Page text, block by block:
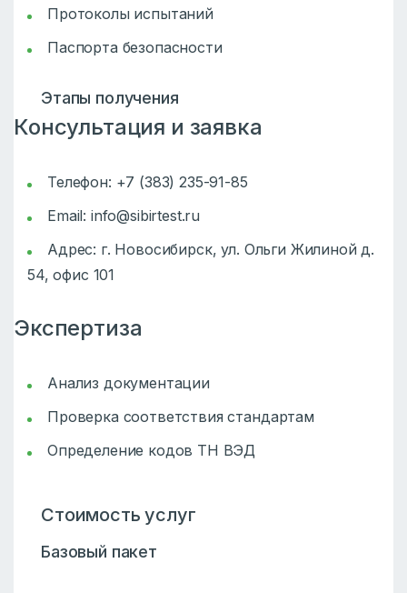
Протоколы испытаний
Паспорта безопасности
Этапы получения
Консультация и заявка
Телефон: +7 (383) 235-91-85
Email: info@sibirtest.ru
Адрес: г. Новосибирск, ул. Ольги Жилиной д.
54, офис 101
Экспертиза
Анализ документации
Проверка соответствия стандартам
Определение кодов ТН ВЭД
Стоимость услуг
Базовый пакет